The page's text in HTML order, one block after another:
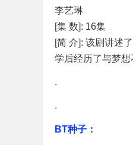
李艺琳
[集 数]: 16集
[简 介]: 该剧讲述
学后经历了与梦想
.
.
BT种子：